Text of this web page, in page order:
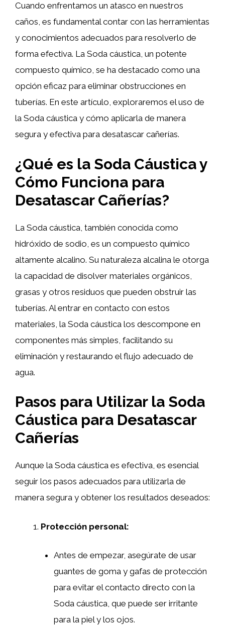
Cuando enfrentamos un atasco en nuestros
caños, es fundamental contar con las herramientas
y conocimientos adecuados para resolverlo de
forma efectiva. La Soda cáustica, un potente
compuesto químico, se ha destacado como una
opción eficaz para eliminar obstrucciones en
tuberías. En este artículo, exploraremos el uso de
la Soda cáustica y cómo aplicarla de manera
segura y efectiva para desatascar cañerías.
¿Qué es la Soda Cáustica y
Cómo Funciona para
Desatascar Cañerías?
La Soda cáustica, también conocida como
hidróxido de sodio, es un compuesto químico
altamente alcalino. Su naturaleza alcalina le otorga
la capacidad de disolver materiales orgánicos,
grasas y otros residuos que pueden obstruir las
tuberías. Al entrar en contacto con estos
materiales, la Soda cáustica los descompone en
componentes más simples, facilitando su
eliminación y restaurando el flujo adecuado de
agua.
Pasos para Utilizar la Soda
Cáustica para Desatascar
Cañerías
Aunque la Soda cáustica es efectiva, es esencial
seguir los pasos adecuados para utilizarla de
manera segura y obtener los resultados deseados:
Protección personal:
Antes de empezar, asegúrate de usar
guantes de goma y gafas de protección
para evitar el contacto directo con la
Soda cáustica, que puede ser irritante
para la piel y los ojos.